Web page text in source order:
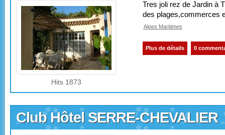
Hits 1873
Tres joli rez de Jardin à
des plages,commerces
Alpes Maritimes
Plus de détails 0
Club Hôtel SERRE-CHEVALIER